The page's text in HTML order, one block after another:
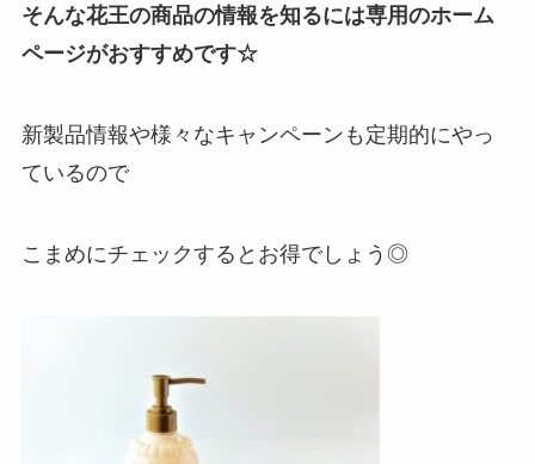
そんな花王の商品の情報を知るには専用のホーム
ページがおすすめです☆
新製品情報や様々なキャンペーンも定期的にやっ
ているので
こまめにチェックするとお得でしょう◎